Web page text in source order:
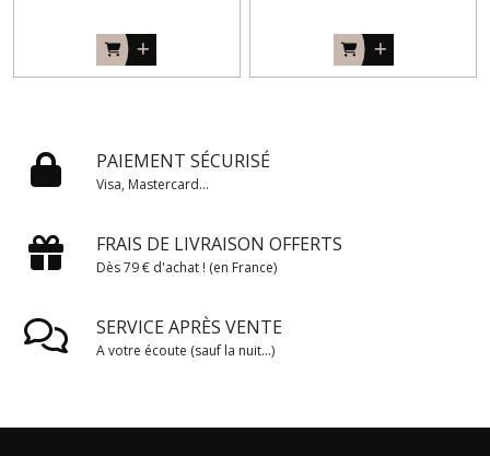
PAIEMENT SÉCURISÉ
Visa, Mastercard...
FRAIS DE LIVRAISON OFFERTS
Dès 79 € d'achat ! (en France)
SERVICE APRÈS VENTE
A votre écoute (sauf la nuit...)